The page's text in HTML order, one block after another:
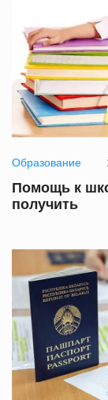
Образование
Помощь к
получить